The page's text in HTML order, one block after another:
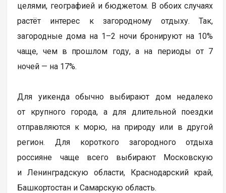
целями, географией и бюджетом. В обоих случаях
растёт интерес к загородному отдыху. Так,
загородные дома на 1–2 ночи бронируют на 10%
чаще, чем в прошлом году, а на периоды от 7
ночей — на 17%.
Для уикенда обычно выбирают дом недалеко
от крупного города, а для длительной поездки
отправляются к морю, на природу или в другой
регион. Для короткого загородного отдыха
россияне чаще всего выбирают Московскую
и Ленинградскую области, Краснодарский край,
Башкортостан и Самарскую область.